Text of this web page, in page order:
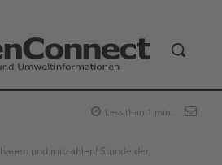
Less than 1 min.
und mitzählen! Stunde der